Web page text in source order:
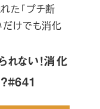
ない！消化
#641
た「プチ断
だけでも消化